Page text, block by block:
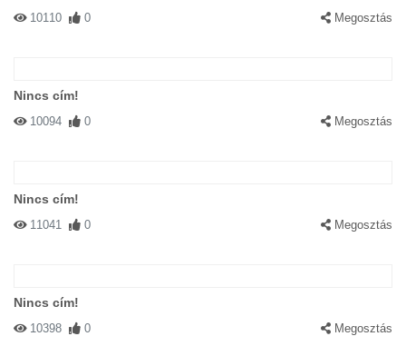
10110 0 Megosztás
Nincs cím!
10094 0 Megosztás
Nincs cím!
11041 0 Megosztás
Nincs cím!
10398 0 Megosztás